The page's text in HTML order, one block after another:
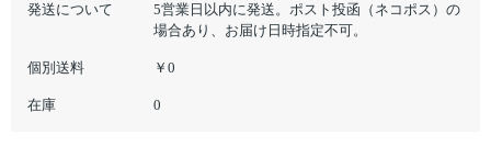
発送について
5営業日以内に発送。ポスト投函（ネコポス）の
場合あり、お届け日時指定不可。
個別送料 ￥0
在庫 0